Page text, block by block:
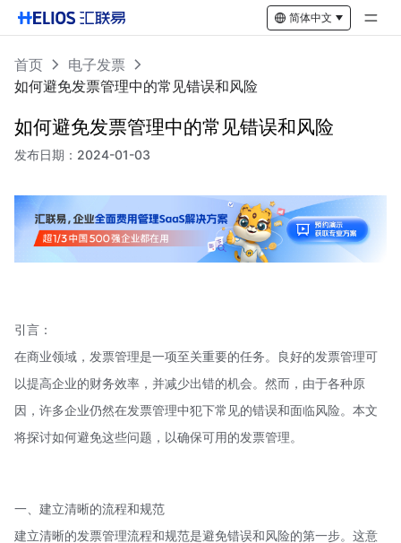
简体中文
首页
电子发票
如何避免发票管理中的常见错误和风险
如何避免发票管理中的常见错误和风险
发布日期： 2024-01-03
引言：
在商业领域，发票管理是一项至关重要的任务。良好的发票管理可
以提高企业的财务效率，并减少出错的机会。然而，由于各种原
因，许多企业仍然在发票管理中犯下常见的错误和面临风险。本文
将探讨如何避免这些问题，以确保可用的发票管理。
一、建立清晰的流程和规范
建立清晰的发票管理流程和规范是避免错误和风险的第一步。这意